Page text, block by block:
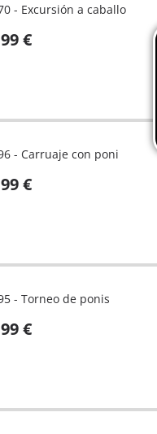
- Excursión a caballo
€
la cesta
- Carruaje con poni
€
la cesta
- Torneo de ponis
€
la cesta